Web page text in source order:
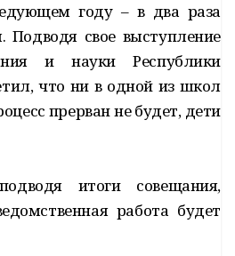
году – в два раза
Подводя свое выступление
и науки Республики
что ни в одной из школ
прерван не будет, дети
итоги совещания,
работа будет